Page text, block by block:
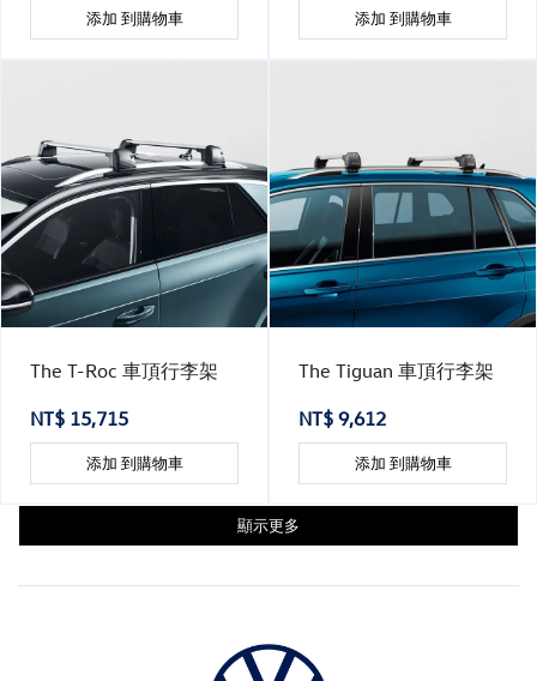
添加 到購物車 添加 到購物車
The T-Roc 車頂行李架
NT$ 15,715
添加 到購物車
The Tiguan 車頂行李架
NT$ 9,612
添加 到購物車
顯示更多